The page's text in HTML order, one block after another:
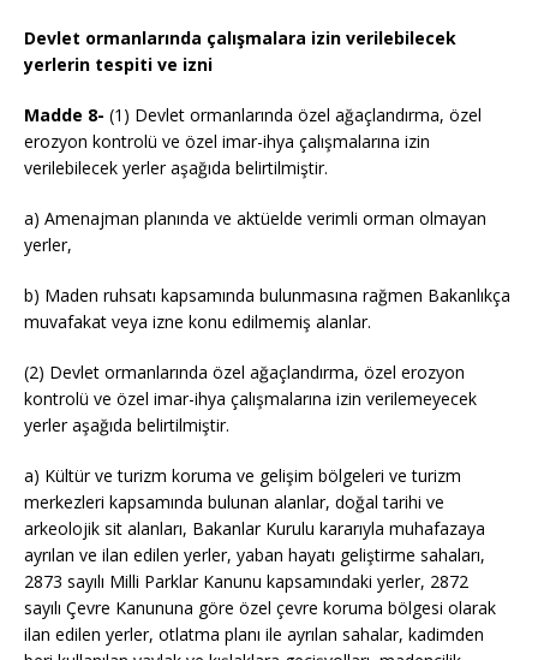
Devlet ormanlarında çalışmalara izin verilebilecek
yerlerin tespiti ve izni
Madde 8- (1) Devlet ormanlarında özel ağaçlandırma, özel
erozyon kontrolü ve özel imar-ihya çalışmalarına izin
verilebilecek yerler aşağıda belirtilmiştir.
a) Amenajman planında ve aktüelde verimli orman olmayan
yerler,
b) Maden ruhsatı kapsamında bulunmasına rağmen Bakanlıkça
muvafakat veya izne konu edilmemiş alanlar.
(2) Devlet ormanlarında özel ağaçlandırma, özel erozyon
kontrolü ve özel imar-ihya çalışmalarına izin verilemeyecek
yerler aşağıda belirtilmiştir.
a) Kültür ve turizm koruma ve gelişim bölgeleri ve turizm
merkezleri kapsamında bulunan alanlar, doğal tarihi ve
arkeolojik sit alanları, Bakanlar Kurulu kararıyla muhafazaya
ayrılan ve ilan edilen yerler, yaban hayatı geliştirme sahaları,
2873 sayılı Milli Parklar Kanunu kapsamındaki yerler, 2872
sayılı Çevre Kanununa göre özel çevre koruma bölgesi olarak
ilan edilen yerler, otlatma planı ile ayrılan sahalar, kadimden